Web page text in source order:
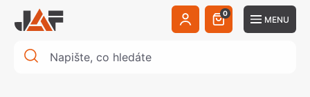
0
MENU